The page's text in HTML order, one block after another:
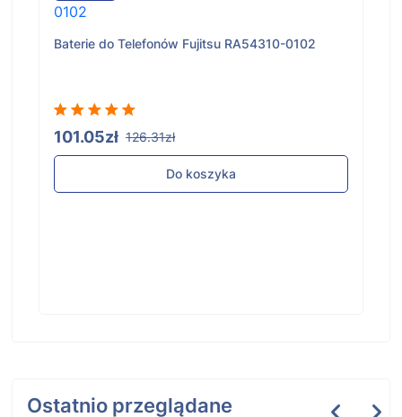
Baterie do Telefonów Fujitsu RA54310-0102
101.05zł 126.31zł
Do koszyka
Ostatnio przeglądane